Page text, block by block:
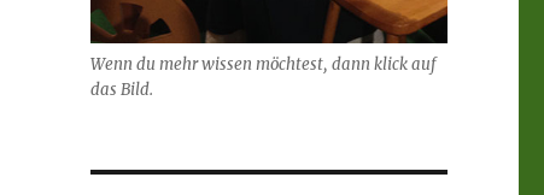
Wenn du mehr wissen möchtest, dann klick auf
das Bild.